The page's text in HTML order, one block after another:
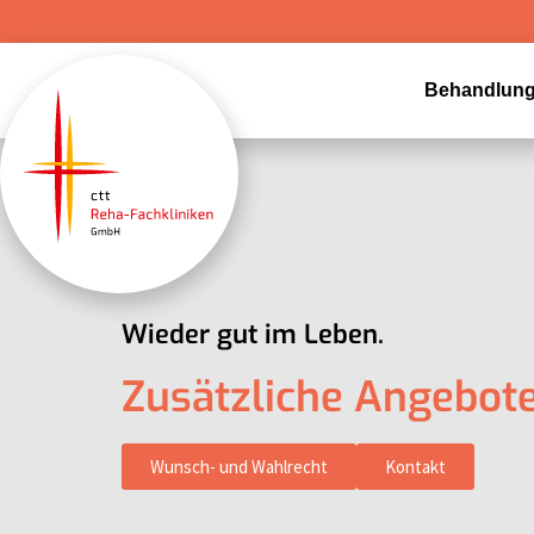
Inhalt
Wieder gut im Leben.
Zusätzliche
Wunsch- und Wahlrecht Kontakt